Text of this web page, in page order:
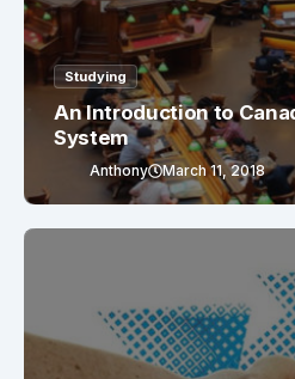
Studying
An Introduction to
System
Anthony March 11, 2018